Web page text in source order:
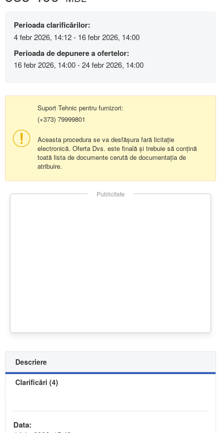
Perioada clarificărilor:
4 febr 2026, 14:12 - 16 febr 2026, 14:00
Perioada de depunere a ofertelor:
16 febr 2026, 14:00 - 24 febr 2026, 14:00
Suport Tehnic pentru furnizori:
(+373) 79999801
Aceasta procedura se va desfășura fară licitație
electronică. Oferta Dvs. este finală și trebuie să conțină
toată lista de documente cerută de documentația de
atribuire.
Publicitate
Descriere
Clarificări (4)
Data: